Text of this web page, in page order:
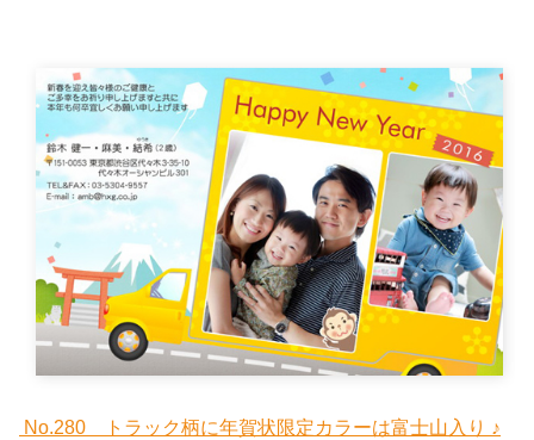
No.280 トラック柄に年賀状限定カラーは富士山入り ♪